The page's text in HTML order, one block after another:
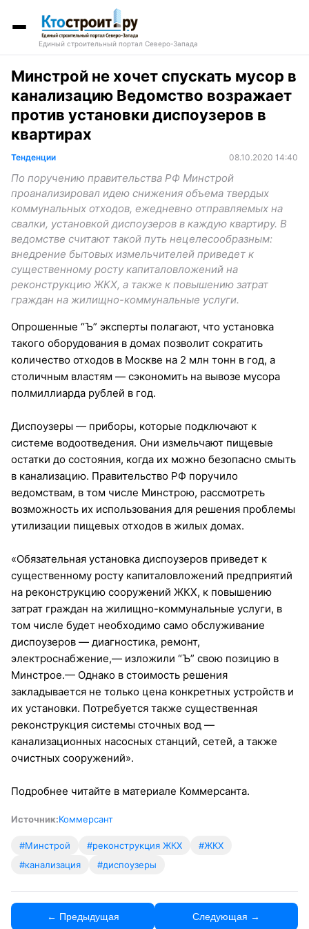
Единый строительный портал Северо-Запада
Минстрой не хочет спускать мусор в
канализацию Ведомство возражает
против установки диспоузеров в
квартирах
Тенденции 08.10.2020 14:40
По поручению правительства РФ Минстрой
проанализировал идею снижения объема твердых
коммунальных отходов, ежедневно отправляемых на
свалки, установкой диспоузеров в каждую квартиру. В
ведомстве считают такой путь нецелесообразным:
внедрение бытовых измельчителей приведет к
существенному росту капиталовложений на
реконструкцию ЖКХ, а также к повышению затрат
граждан на жилищно-коммунальные услуги.
Опрошенные “Ъ” эксперты полагают, что установка
такого оборудования в домах позволит сократить
количество отходов в Москве на 2 млн тонн в год, а
столичным властям — сэкономить на вывозе мусора
полмиллиарда рублей в год.
Диспоузеры — приборы, которые подключают к
системе водоотведения. Они измельчают пищевые
остатки до состояния, когда их можно безопасно смыть
в канализацию. Правительство РФ поручило
ведомствам, в том числе Минстрою, рассмотреть
возможность их использования для решения проблемы
утилизации пищевых отходов в жилых домах.
«Обязательная установка диспоузеров приведет к
существенному росту капиталовложений предприятий
на реконструкцию сооружений ЖКХ, к повышению
затрат граждан на жилищно-коммунальные услуги, в
том числе будет необходимо само обслуживание
диспоузеров — диагностика, ремонт,
электроснабжение,— изложили “Ъ” свою позицию в
Минстрое.— Однако в стоимость решения
закладывается не только цена конкретных устройств и
их установки. Потребуется также существенная
реконструкция системы сточных вод —
канализационных насосных станций, сетей, а также
очистных сооружений».
Подробнее читайте в материале Коммерсанта.
Источник:Коммерсант
#Минстрой #реконструкция ЖКХ
#ЖКХ
#канализация
#диспоузеры
← Предыдущая Следующая →